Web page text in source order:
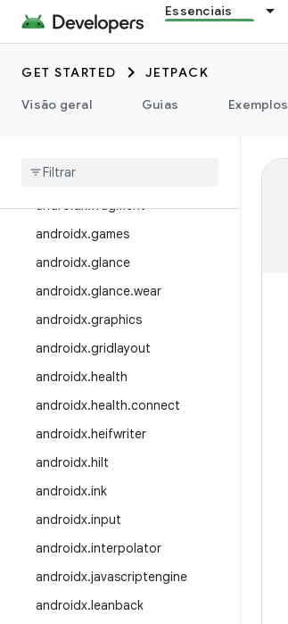
Essenciais
GET STARTED
JETPACK
Visão geral
Guias Exemplos
androidx.draganddrop
androidx.drawerlayout
androidx
androidx.fragment
androidx.games
androidx.glance
androidx.glance.wear
androidx.graphics
androidx.gridlayout
androidx.health
androidx.health.connect
androidx.heifwriter
androidx.hilt
androidx.ink
androidx.input
androidx.interpolator
androidx.javascriptengine
androidx.leanback